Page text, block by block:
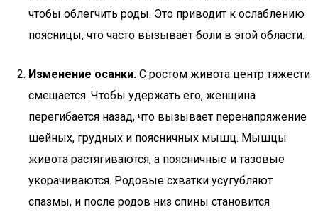
чтобы облегчить роды. Это приводит к ослаблению
поясницы, что часто вызывает боли в этой области.
Изменение осанки. С ростом живота центр тяжести
смещается. Чтобы удержать его, женщина
перегибается назад, что вызывает перенапряжение
шейных, грудных и поясничных мышц. Мышцы
живота растягиваются, а поясничные и тазовые
укорачиваются. Родовые схватки усугубляют
спазмы, и после родов низ спины становится